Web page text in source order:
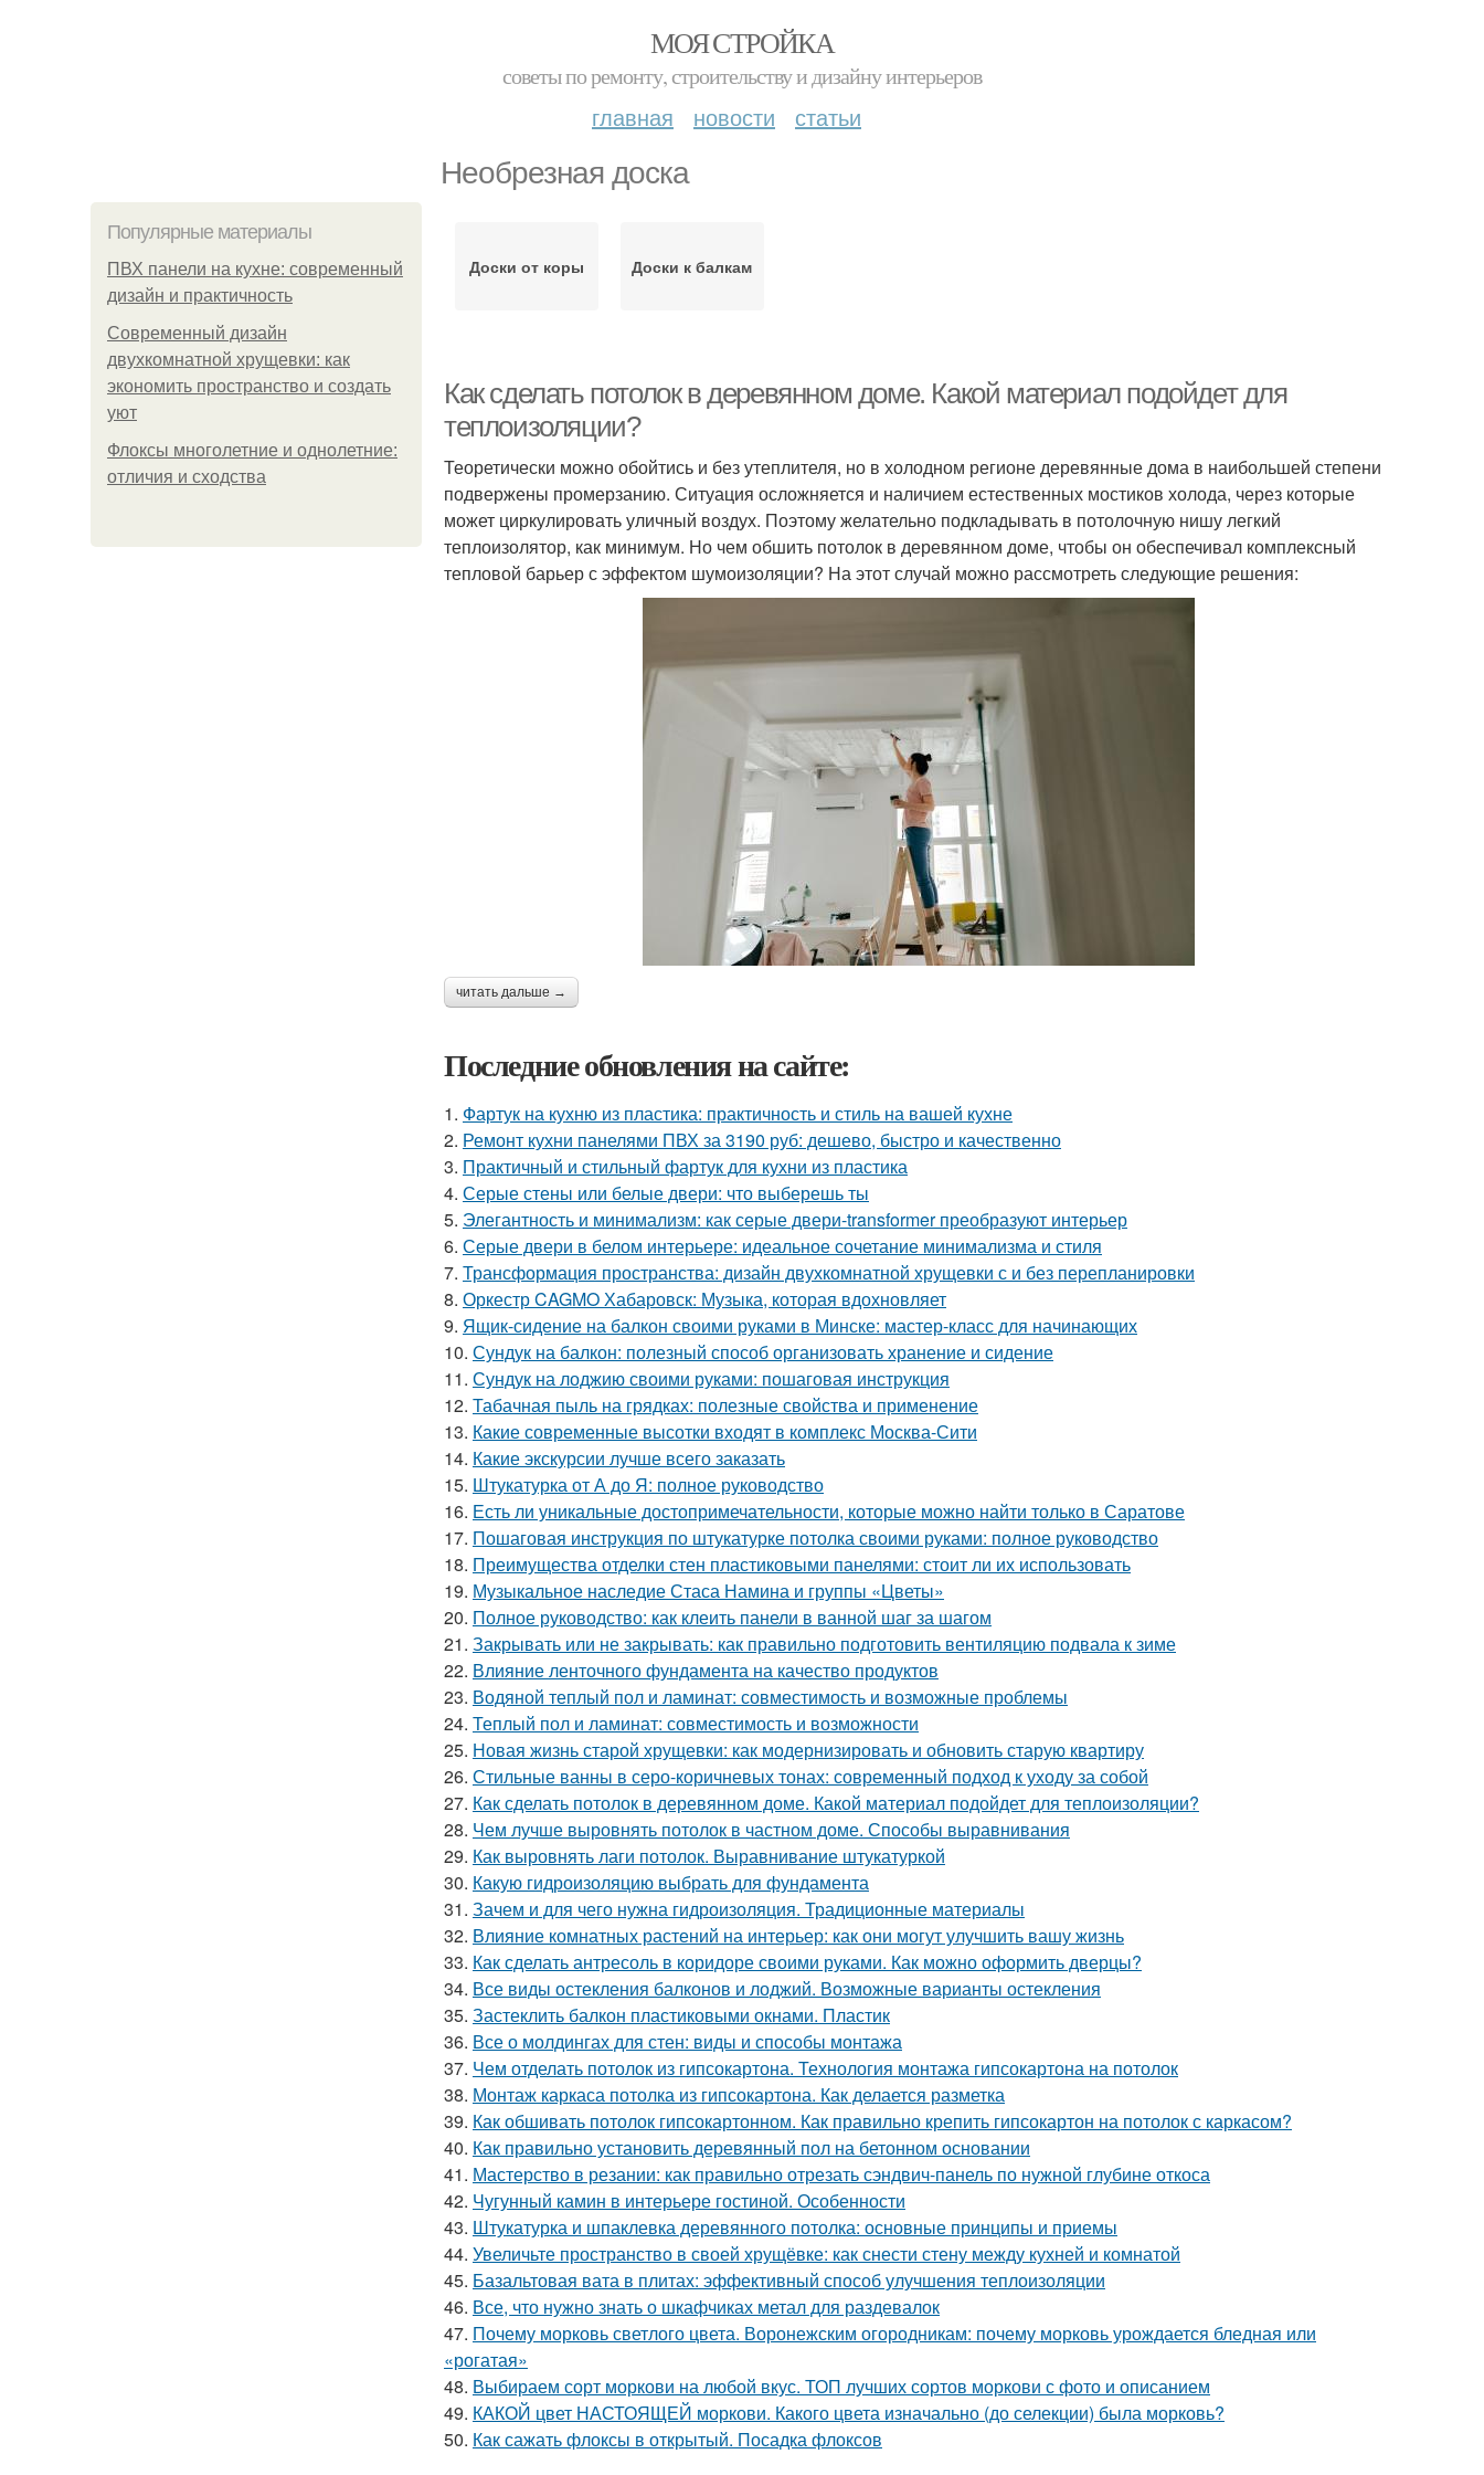
МОЯ СТРОЙКА
советы по ремонту, строительству и дизайну интерьеров
главная новости статьи
Необрезная доска
Популярные материалы
ПВХ панели на кухне: современный
дизайн и практичность
Современный дизайн
двухкомнатной хрущевки: как
экономить пространство и создать
уют
Флоксы многолетние и однолетние:
отличия и сходства
Доски от коры Доски к балкам
Как сделать потолок в деревянном доме. Какой материал подойдет для
теплоизоляции?
Теоретически можно обойтись и без утеплителя, но в холодном регионе деревянные дома в наибольшей степени
подвержены промерзанию. Ситуация осложняется и наличием естественных мостиков холода, через которые
может циркулировать уличный воздух. Поэтому желательно подкладывать в потолочную нишу легкий
теплоизолятор, как минимум. Но чем обшить потолок в деревянном доме, чтобы он обеспечивал комплексный
тепловой барьер с эффектом шумоизоляции? На этот случай можно рассмотреть следующие решения:
читать дальше →
Последние обновления на сайте:
1. Фартук на кухню из пластика: практичность и стиль на вашей кухне
2. Ремонт кухни панелями ПВХ за 3190 руб: дешево, быстро и качественно
3. Практичный и стильный фартук для кухни из пластика
4. Серые стены или белые двери: что выберешь ты
5. Элегантность и минимализм: как серые двери-transformer преобразуют интерьер
6. Серые двери в белом интерьере: идеальное сочетание минимализма и стиля
7. Трансформация пространства: дизайн двухкомнатной хрущевки с и без перепланировки
8. Оркестр CAGMO Хабаровск: Музыка, которая вдохновляет
9. Ящик-сидение на балкон своими руками в Минске: мастер-класс для начинающих
10. Сундук на балкон: полезный способ организовать хранение и сидение
11. Сундук на лоджию своими руками: пошаговая инструкция
12. Табачная пыль на грядках: полезные свойства и применение
13. Какие современные высотки входят в комплекс Москва-Сити
14. Какие экскурсии лучше всего заказать
15. Штукатурка от А до Я: полное руководство
16. Есть ли уникальные достопримечательности, которые можно найти только в Саратове
17. Пошаговая инструкция по штукатурке потолка своими руками: полное руководство
18. Преимущества отделки стен пластиковыми панелями: стоит ли их использовать
19. Музыкальное наследие Стаса Намина и группы «Цветы»
20. Полное руководство: как клеить панели в ванной шаг за шагом
21. Закрывать или не закрывать: как правильно подготовить вентиляцию подвала к зиме
22. Влияние ленточного фундамента на качество продуктов
23. Водяной теплый пол и ламинат: совместимость и возможные проблемы
24. Теплый пол и ламинат: совместимость и возможности
25. Новая жизнь старой хрущевки: как модернизировать и обновить старую квартиру
26. Стильные ванны в серо-коричневых тонах: современный подход к уходу за собой
27. Как сделать потолок в деревянном доме. Какой материал подойдет для теплоизоляции?
28. Чем лучше выровнять потолок в частном доме. Способы выравнивания
29. Как выровнять лаги потолок. Выравнивание штукатуркой
30. Какую гидроизоляцию выбрать для фундамента
31. Зачем и для чего нужна гидроизоляция. Традиционные материалы
32. Влияние комнатных растений на интерьер: как они могут улучшить вашу жизнь
33. Как сделать антресоль в коридоре своими руками. Как можно оформить дверцы?
34. Все виды остекления балконов и лоджий. Возможные варианты остекления
35. Застеклить балкон пластиковыми окнами. Пластик
36. Все о молдингах для стен: виды и способы монтажа
37. Чем отделать потолок из гипсокартона. Технология монтажа гипсокартона на потолок
38. Монтаж каркаса потолка из гипсокартона. Как делается разметка
39. Как обшивать потолок гипсокартонном. Как правильно крепить гипсокартон на потолок с каркасом?
40. Как правильно установить деревянный пол на бетонном основании
41. Мастерство в резании: как правильно отрезать сэндвич-панель по нужной глубине откоса
42. Чугунный камин в интерьере гостиной. Особенности
43. Штукатурка и шпаклевка деревянного потолка: основные принципы и приемы
44. Увеличьте пространство в своей хрущёвке: как снести стену между кухней и комнатой
45. Базальтовая вата в плитах: эффективный способ улучшения теплоизоляции
46. Все, что нужно знать о шкафчиках метал для раздевалок
47. Почему морковь светлого цвета. Воронежским огородникам: почему морковь урождается бледная или
«рогатая»
48. Выбираем сорт моркови на любой вкус. ТОП лучших сортов моркови с фото и описанием
49. КАКОЙ цвет НАСТОЯЩЕЙ моркови. Какого цвета изначально (до селекции) была морковь?
50. Как сажать флоксы в открытый. Посадка флоксов